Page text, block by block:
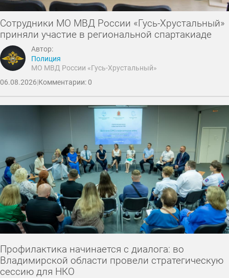
Сотрудники МО МВД России «Гусь-Хрустальный»
приняли участие в региональной спартакиаде
Автор:
Полиция
МО МВД России «Гусь-Хрустальный»
06.08.2026|Комментарии: 0
Профилактика начинается с диалога: во
Владимирской области провели стратегическую
сессию для НКО